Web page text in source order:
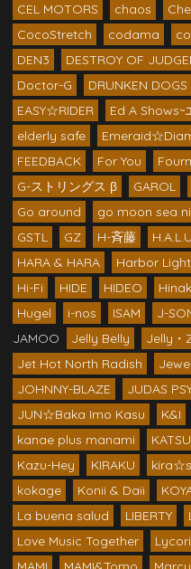
CEL MOTORS
chaos
CocoStretch
codama
DEN3
DESTROY OF
Doctor-G
DRUNKEN DOGS
EASY☆RIDER
Ed A Shows~
elderly safe
FEEDBACK
For You
G-ストリングス β
GAROL
Go around
go moon sea
GSTL
GZ H-斉藤
HARA & HARA
Harbor
Hi-Fi
HIDE HIDEO
Hugel
i-nos ISAM J-
JAMOO
Jelly Belly
Jelly・
Jet Hot North Radish
Jewel
JOHNNY-BLAZE
JUDAS
JUN☆Baka Imo Kasu
K&I
kanae plus manami
Kazu-Hey
KIRAKU
kokage
Konii & Daii
La buena salud
LIBERTY
Love Music Together